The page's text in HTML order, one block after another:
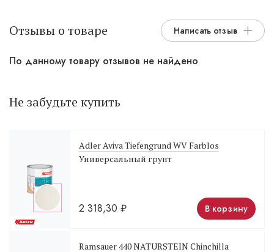
Отзывы о товаре Написать отзыв
По данному товару отзывов не найдено
Не забудьте купить
Adler Aviva Tiefengrund WV Farblos
Универсальный грунт
2 318,30 ₽ В корзину
Ramsauer 440 NATURSTEIN Chinchilla